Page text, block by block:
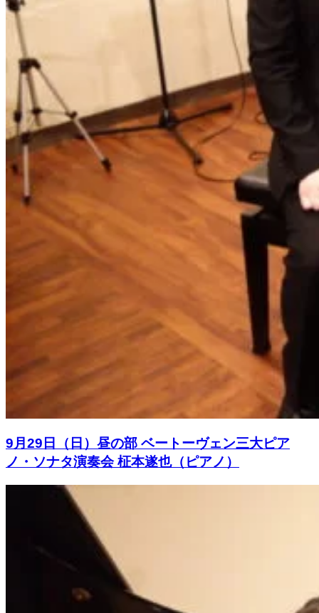
9月29日（日）昼の部 ベートーヴェン三大ピア
ノ・ソナタ演奏会 柾本遂也（ピアノ）